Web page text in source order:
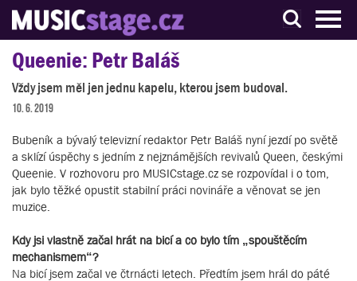
S muzikanty pro muzikanty
Queenie: Petr Baláš
Vždy jsem měl jen jednu kapelu, kterou jsem budoval.
10. 6. 2019
Bubeník a bývalý televizní redaktor Petr Baláš nyní jezdí po světě
a sklízí úspěchy s jedním z nejznámějších revivalů Queen, českými
Queenie. V rozhovoru pro MUSICstage.cz se rozpovídal i o tom,
jak bylo těžké opustit stabilní práci novináře a věnovat se jen
muzice.
Kdy jsi vlastně začal hrát na bicí a co bylo tím „spouštěcím
mechanismem“?
Na bicí jsem začal ve čtrnácti letech. Předtím jsem hrál do páté